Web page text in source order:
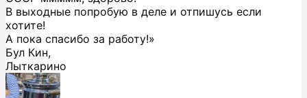
В выходные попробую в деле и отпишусь если
хотите!
А пока спасибо за работу!»
Бул Кин,
Лыткарино